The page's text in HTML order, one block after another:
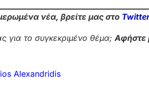
νέα, βρείτε μας στο
για το συγκεκριμένο θέμα;Αφήστε
Alexandridis